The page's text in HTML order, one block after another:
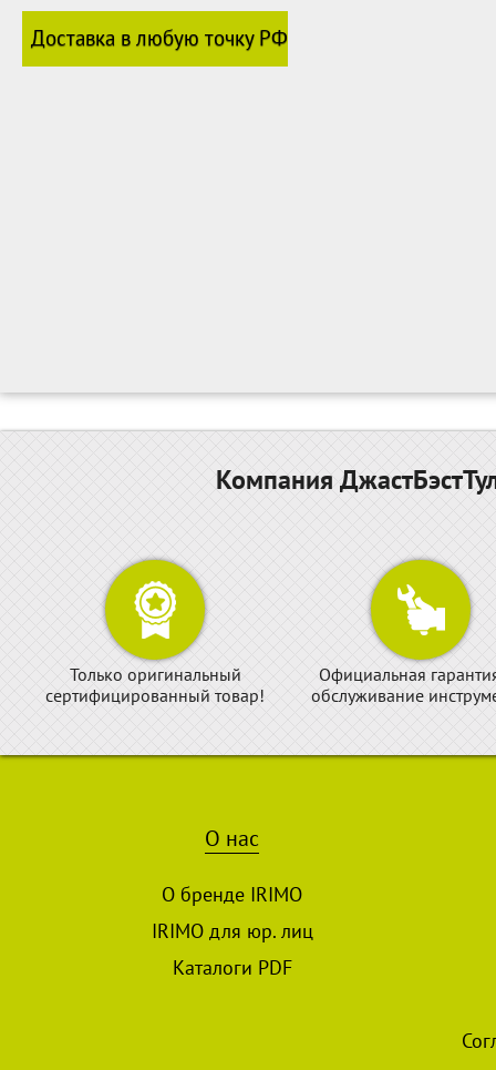
Доставка в любую точку РФ
Компания
Только оригинальный
сертифицированный товар!
Официальная
обслуживание
О нас
О бренде IRIMO
IRIMO для юр. лиц
Каталоги PDF